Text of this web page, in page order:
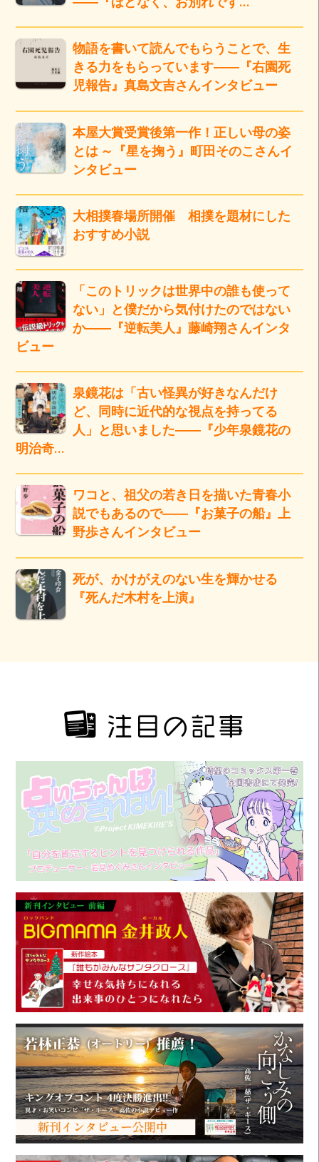
物語を書いて読んでもらうことで、生
きる力をもらっています――『右園死
児報告』真島文吉さんインタビュー
本屋大賞受賞後第一作！正しい母の姿
とは ～『星を掬う』町田そのこさんイ
ンタビュー
大相撲春場所開催 相撲を題材にした
おすすめ小説
「このトリックは世界中の誰も使って
ない」と僕だから気付けたのではない
か――『逆転美人』藤崎翔さんインタ
ビュー
泉鏡花は「古い怪異が好きなんだけ
ど、同時に近代的な視点を持ってる
人」と思いました――『少年泉鏡花の
明治奇…
ワコと、祖父の若き日を描いた青春小
説でもあるので――『お菓子の船』上
野歩さんインタビュー
死が、かけがえのない生を輝かせる
『死んだ木村を上演』